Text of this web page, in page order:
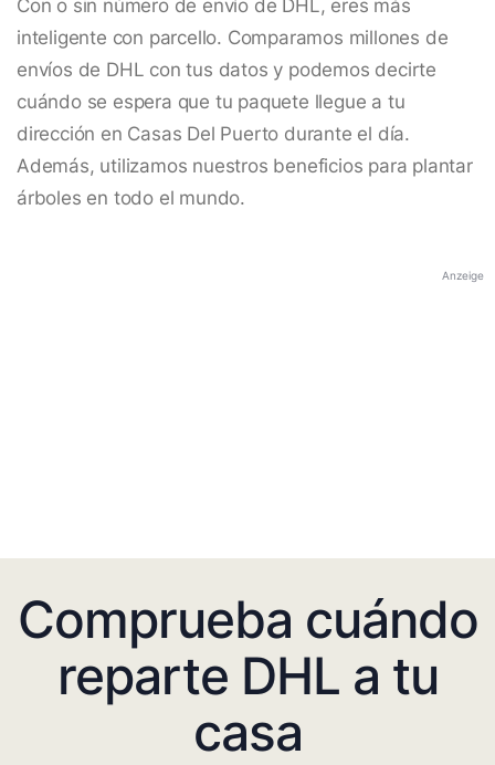
Con o sin número de envío de DHL, eres más
inteligente con parcello. Comparamos millones de
envíos de DHL con tus datos y podemos decirte
cuándo se espera que tu paquete llegue a tu
dirección en Casas Del Puerto durante el día.
Además, utilizamos nuestros beneficios para plantar
árboles en todo el mundo.
Anzeige
Comprueba cuándo
reparte DHL a tu
casa